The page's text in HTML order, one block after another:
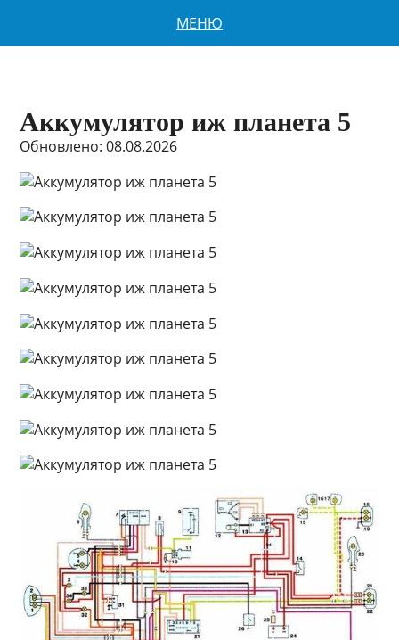
МЕНЮ
Аккумулятор иж планета 5
Обновлено: 08.08.2026